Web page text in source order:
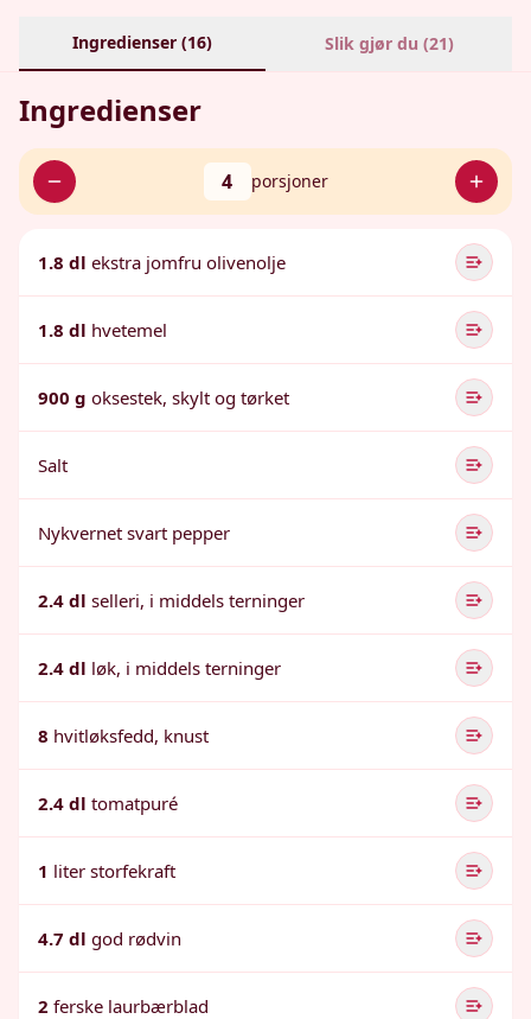
Ingredienser (16) Slik gjør du (21)
Ingredienser
4 porsjoner
1.8 dl ekstra jomfru olivenolje
1.8 dl hvetemel
900 g oksestek, skylt og tørket
Salt
Nykvernet svart pepper
2.4 dl selleri, i middels terninger
2.4 dl løk, i middels terninger
8 hvitløksfedd, knust
2.4 dl tomatpuré
1 liter storfekraft
4.7 dl god rødvin
2 ferske laurbærblad